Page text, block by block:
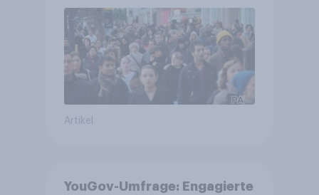
Artikel
YouGov-Umfrage: Engagierte